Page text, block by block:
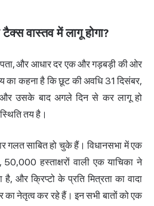
वास्तव में लागू होगा?
पता, और आधार दर एक और गड़बड़ी की ओर
का कहना है कि छूट की अवधि 31 दिसंबर,
और उसके बाद अगले दिन से कर लागू हो
तय है।
गलत साबित हो चुके हैं। विधानसभा में एक
हस्ताक्षरों वाली एक याचिका ने
और क्रिप्टो के प्रति मित्रता का वादा
का नेतृत्व कर रहे हैं। इन सभी बातों को एक